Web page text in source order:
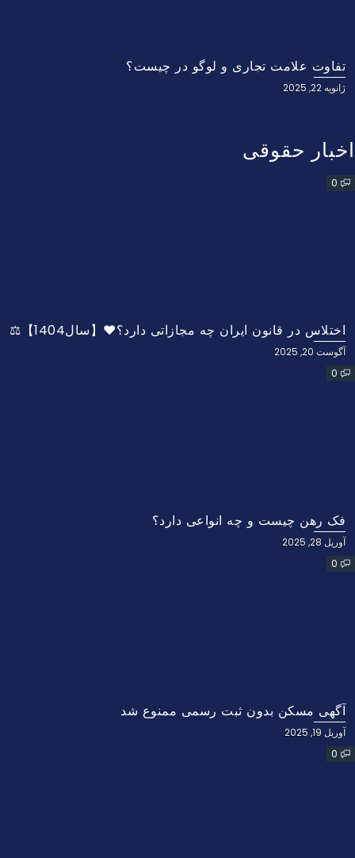
تفاوت علامت تجاری و لوگو در چیست؟
ژانویه 22, 2025
اخبار حقوقی
0
اختلاس در قانون ایران چه مجازاتی دارد؟❤️【سال1404】⚖️
آگوست 20, 2025
0
فک رهن چیست و چه انواعی دارد؟
آوریل 28, 2025
0
آگهی مسکن بدون ثبت رسمی ممنوع شد
آوریل 19, 2025
0